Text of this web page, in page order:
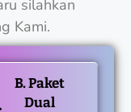
silahkan
Kami.
B. Paket
Dual